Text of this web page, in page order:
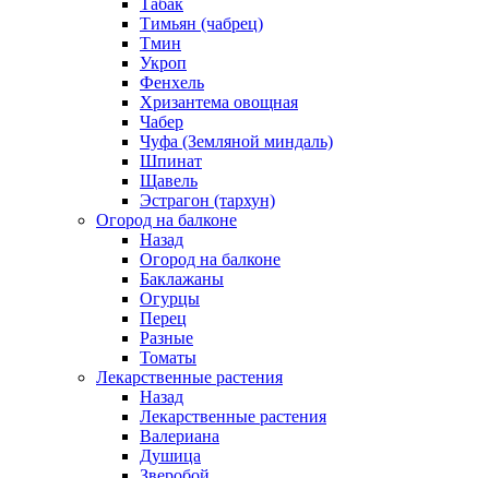
Табак
Тимьян (чабрец)
Тмин
Укроп
Фенхель
Хризантема овощная
Чабер
Чуфа (Земляной миндаль)
Шпинат
Щавель
Эстрагон (тархун)
Огород на балконе
Назад
Огород на балконе
Баклажаны
Огурцы
Перец
Разные
Томаты
Лекарственные растения
Назад
Лекарственные растения
Валериана
Душица